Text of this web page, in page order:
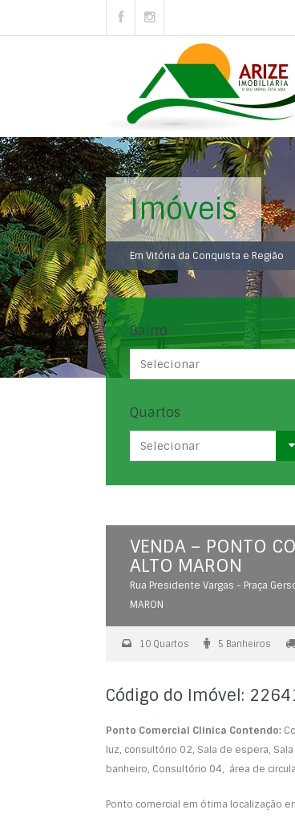
Imóveis
Em Vitória da Conquista e Região
Bairro
Selecionar
Quartos
Selecionar
VENDA – PONTO
ALTO MARON
Rua Presidente Vargas - Praça
MARON
10 Quartos 5 Banheiros
Código do Imóvel:
Ponto Comercial Clinica Contendo:
luz, consultório 02, Sala de espera,
banheiro, Consultório 04, área de
Ponto comercial em ótima localização